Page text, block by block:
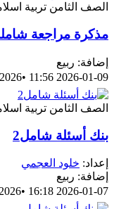
الصف الثامن تربية
مذكرة مراجعة
إضافة: ربيع
2026-01-09 11:56
•
الصف الثامن تربية
بنك أسئلة شامل2
إعداد: خلود العجمي
إضافة: ربيع
2026-01-07 16:18
•